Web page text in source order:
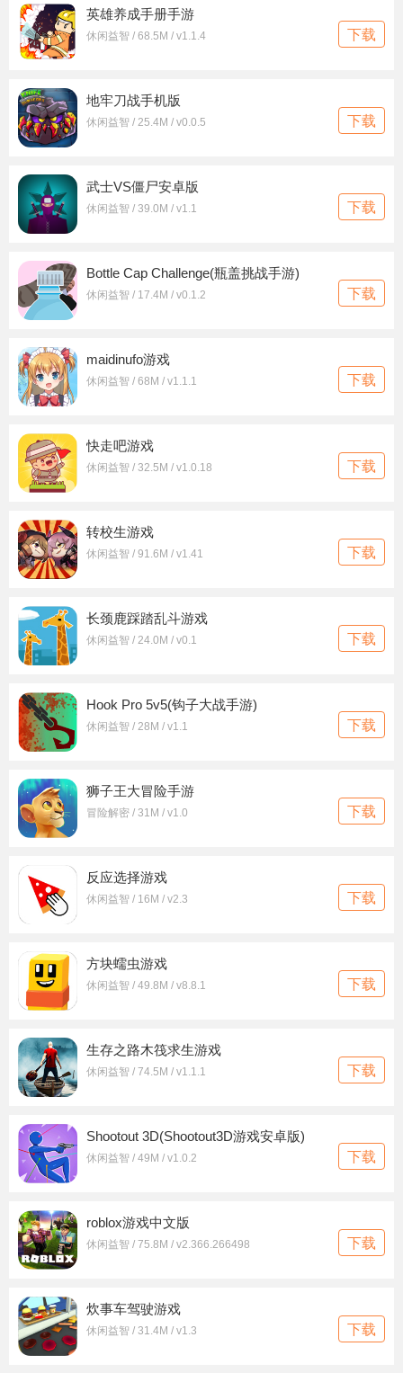
英雄养成手册手游
休闲益智 / 68.5M / v1.1.4 下载
地牢刀战手机版
休闲益智 / 25.4M / v0.0.5 下载
武士VS僵尸安卓版
休闲益智 / 39.0M / v1.1 下载
Bottle Cap Challenge(瓶盖挑战手游)
休闲益智 / 17.4M / v0.1.2 下载
maidinufo游戏
休闲益智 / 68M / v1.1.1 下载
快走吧游戏
休闲益智 / 32.5M / v1.0.18 下载
转校生游戏
休闲益智 / 91.6M / v1.41 下载
长颈鹿踩踏乱斗游戏
休闲益智 / 24.0M / v0.1 下载
Hook Pro 5v5(钩子大战手游)
休闲益智 / 28M / v1.1 下载
狮子王大冒险手游
冒险解密 / 31M / v1.0 下载
反应选择游戏
休闲益智 / 16M / v2.3 下载
方块蠕虫游戏
休闲益智 / 49.8M / v8.8.1 下载
生存之路木筏求生游戏
休闲益智 / 74.5M / v1.1.1 下载
Shootout 3D(Shootout3D游戏安卓版)
休闲益智 / 49M / v1.0.2 下载
roblox游戏中文版
休闲益智 / 75.8M / v2.366.266498 下载
炊事车驾驶游戏
休闲益智 / 31.4M / v1.3 下载